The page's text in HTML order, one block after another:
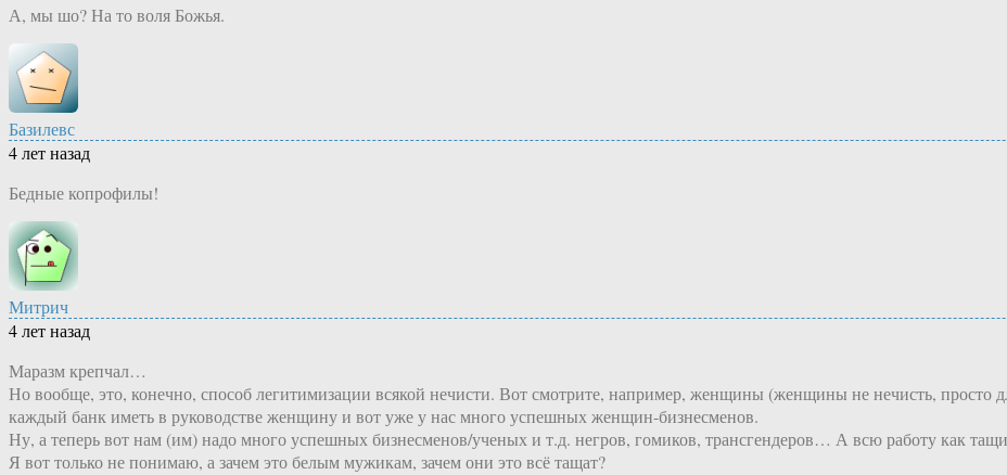
А, мы шо? На то воля Божья.
Базилевс
4 лет назад
Бедные копрофилы!
Митрич
4 лет назад
Маразм крепчал…
Но вообще, это, конечно, способ легитимизации всякой нечисти. Вот смотрите, например, женщины (женщины не нечисть, просто
каждый банк иметь в руководстве женщину и вот уже у нас много успешных женщин-бизнесменов.
Ну, а теперь вот нам (им) надо много успешных бизнесменов/ученых и т.д. негров, гомиков, трансгендеров… А всю работу как
Я вот только не понимаю, а зачем это белым мужикам, зачем они это всё тащат?